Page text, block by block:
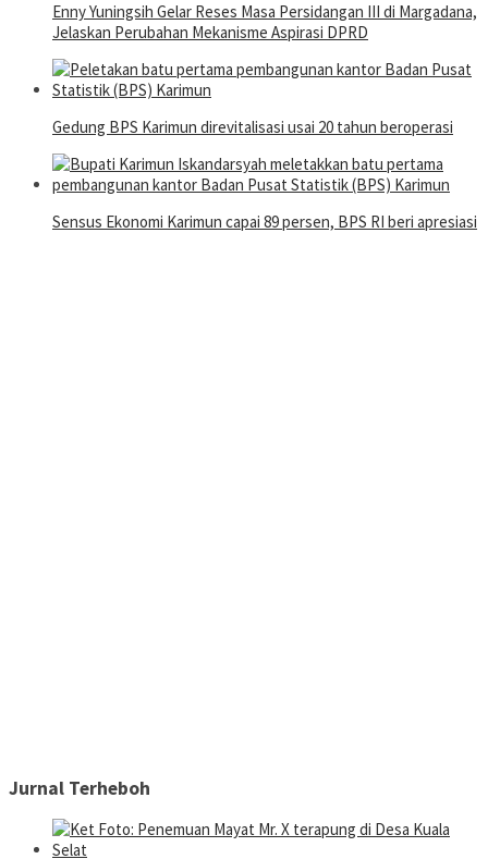
Enny Yuningsih Gelar Reses Masa Persidangan III di Margadana,
Jelaskan Perubahan Mekanisme Aspirasi DPRD
Gedung BPS Karimun direvitalisasi usai 20 tahun beroperasi
Sensus Ekonomi Karimun capai 89 persen, BPS RI beri apresiasi
Jurnal Terheboh